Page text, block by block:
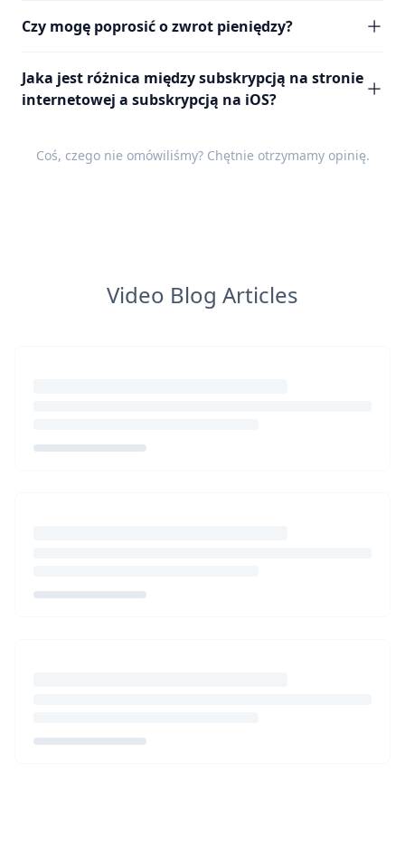
Czy mogę poprosić o zwrot pieniędzy?
Jaka jest różnica między subskrypcją na stronie
internetowej a subskrypcją na iOS?
Coś, czego nie omówiliśmy? Chętnie otrzymamy opinię.
Video Blog Articles